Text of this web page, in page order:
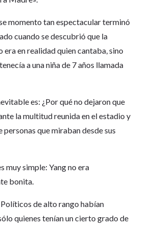
momento tan espectacular terminó
cuando se descubrió que la
era en realidad quien cantaba, sino
a una niña de 7 años llamada
es: ¿Por qué no dejaron que
la multitud reunida en el estadio y
personas que miraban desde sus
muy simple: Yang no era
bonita.
de alto rango habían
quienes tenían un cierto grado de